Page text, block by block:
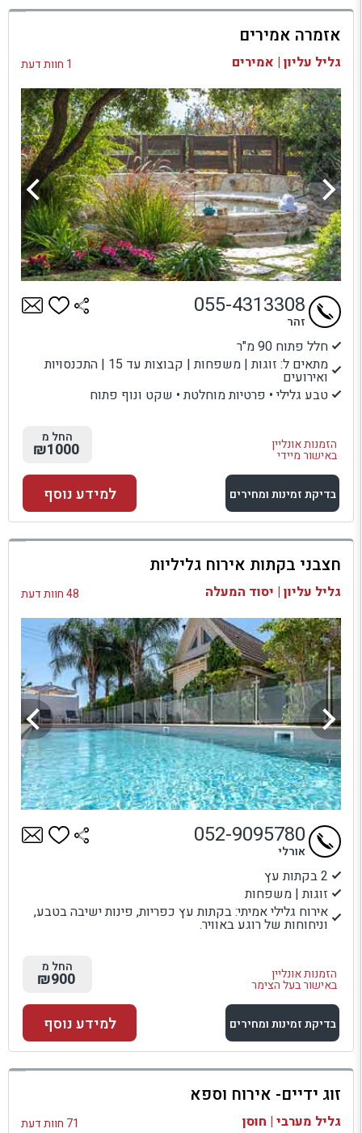
למתחם זה
בדיקת זמינות ומחירים
אזמרה אמירים
גליל עליון | אמירים 1 חוות דעת
חלל פתוח 90 מ"ר
מתאים ל: זוגות | משפחות | קבוצות עד 15 | התכנסויות
ואירועים
טבע גלילי • פרטיות מוחלטת • שקט ונוף פתוח
הזמנות אונליין
באישור מיידי
055-4313308
זהר
החל מ
₪1000
בדיקת זמינות ומחירים
למתחם זה
בדיקת זמינות ומחירים
למידע נוסף
חצבני בקתות אירוח גליליות
גליל עליון | יסוד המעלה 48 חוות דעת
2 בקתות עץ
זוגות | משפחות
אירוח גלילי אמיתי: בקתות עץ כפריות, פינות ישיבה בטבע,
וניחוחות של רוגע באוויר.
הזמנות אונליין
באישור בעל הצימר
052-9095780
אורלי
החל מ
₪900
בדיקת זמינות ומחירים
למתחם זה
בדיקת זמינות ומחירים
למידע נוסף
זוג ידיים- אירוח וספא
גליל מערבי | חוסן 71 חוות דעת